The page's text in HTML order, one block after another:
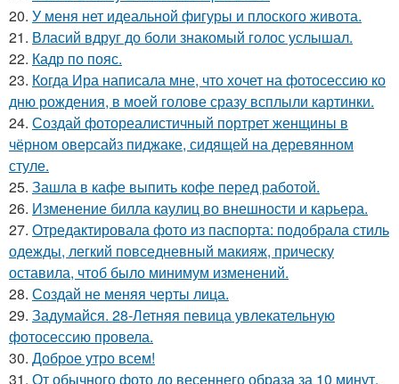
20. У меня нет идеальной фигуры и плоского живота.
21. Власий вдруг до боли знакомый голос услышал.
22. Кадр по пояс.
23. Когда Ира написала мне, что хочет на фотосессию ко
дню рождения, в моей голове сразу всплыли картинки.
24. Создай фотореалистичный портрет женщины в
чёрном оверсайз пиджаке, сидящей на деревянном
стуле.
25. Зашла в кафе выпить кофе перед работой.
26. Изменение билла каулиц во внешности и карьера.
27. Отредактировала фото из паспорта: подобрала стиль
одежды, легкий повседневный макияж, прическу
оставила, чтоб было минимум изменений.
28. Создай не меняя черты лица.
29. Задумайся. 28-Летняя певица увлекательную
фотосессию провела.
30. Доброе утро всем!
31. От обычного фото до весеннего образа за 10 минут.